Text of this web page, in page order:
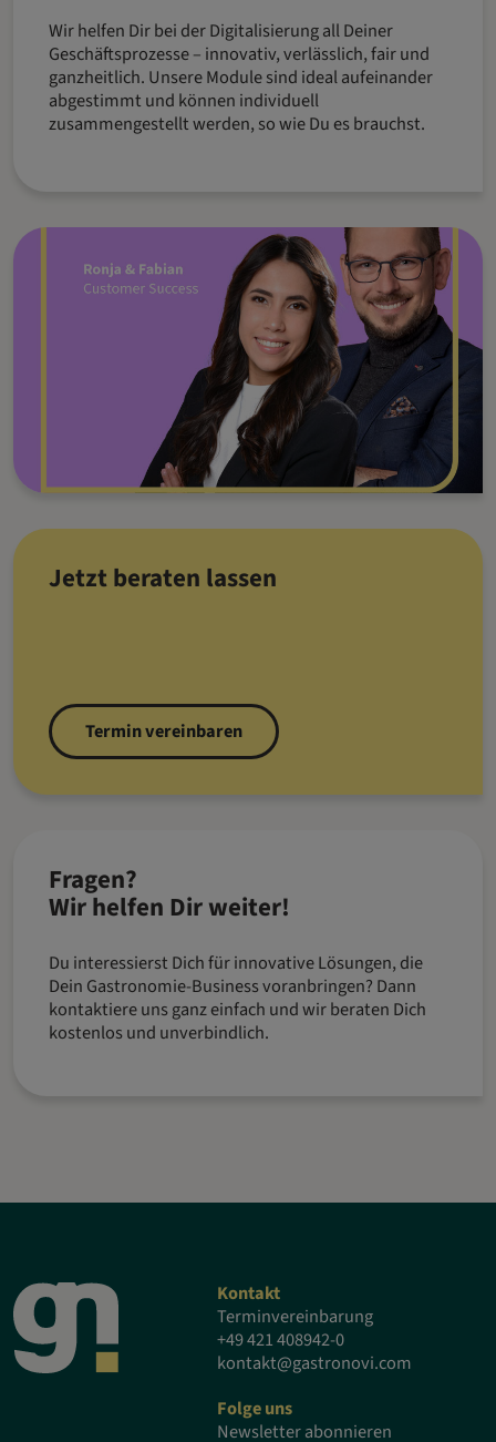
Wir helfen Dir bei der Digitalisierung all Deiner
Geschäftsprozesse – innovativ, verlässlich, fair und
ganzheitlich. Unsere Module sind ideal aufeinander
abgestimmt und können individuell
zusammengestellt werden, so wie Du es brauchst.
Jetzt beraten lassen
Termin vereinbaren
Fragen?
Wir helfen Dir weiter!
Du interessierst Dich für innovative Lösungen, die
Dein Gastronomie-Business voranbringen? Dann
kontaktiere uns ganz einfach und wir beraten Dich
kostenlos und unverbindlich.
Kontakt
Terminvereinbarung
+49 421 408942-0
kontakt@gastronovi.com
Folge uns
Newsletter abonnieren